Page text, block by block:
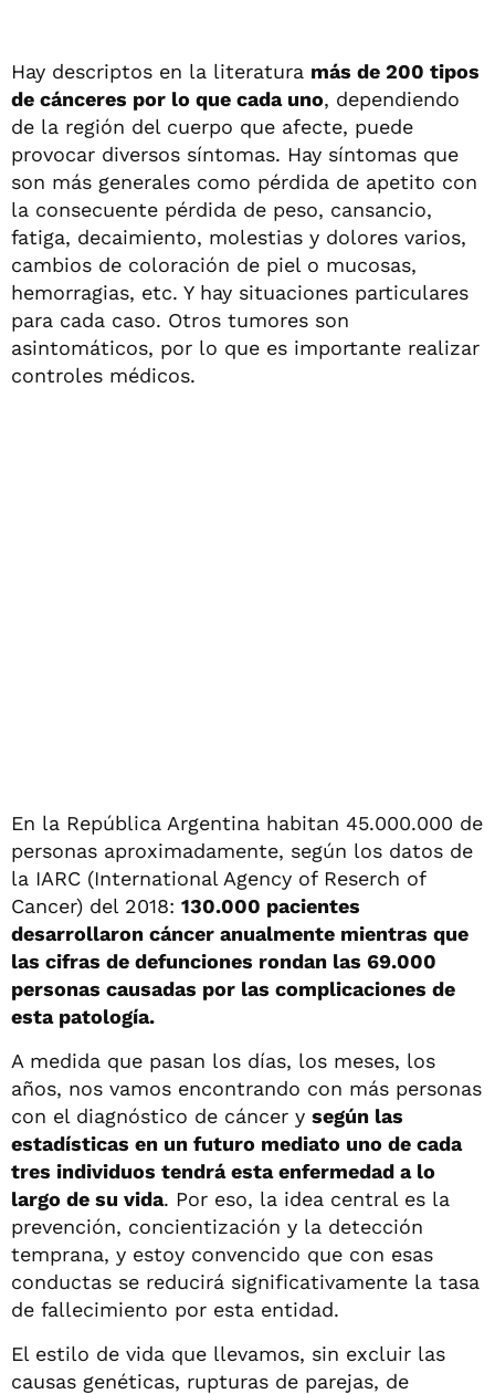
Hay descriptos en la literatura más de 200 tipos
de cánceres por lo que cada uno, dependiendo
de la región del cuerpo que afecte, puede
provocar diversos síntomas. Hay síntomas que
son más generales como pérdida de apetito con
la consecuente pérdida de peso, cansancio,
fatiga, decaimiento, molestias y dolores varios,
cambios de coloración de piel o mucosas,
hemorragias, etc. Y hay situaciones particulares
para cada caso. Otros tumores son
asintomáticos, por lo que es importante realizar
controles médicos.
En la República Argentina habitan 45.000.000 de
personas aproximadamente, según los datos de
la IARC (International Agency of Reserch of
Cancer) del 2018: 130.000 pacientes
desarrollaron cáncer anualmente mientras que
las cifras de defunciones rondan las 69.000
personas causadas por las complicaciones de
esta patología.
A medida que pasan los días, los meses, los
años, nos vamos encontrando con más personas
con el diagnóstico de cáncer y según las
estadísticas en un futuro mediato uno de cada
tres individuos tendrá esta enfermedad a lo
largo de su vida. Por eso, la idea central es la
prevención, concientización y la detección
temprana, y estoy convencido que con esas
conductas se reducirá significativamente la tasa
de fallecimiento por esta entidad.
El estilo de vida que llevamos, sin excluir las
causas genéticas, rupturas de parejas, de